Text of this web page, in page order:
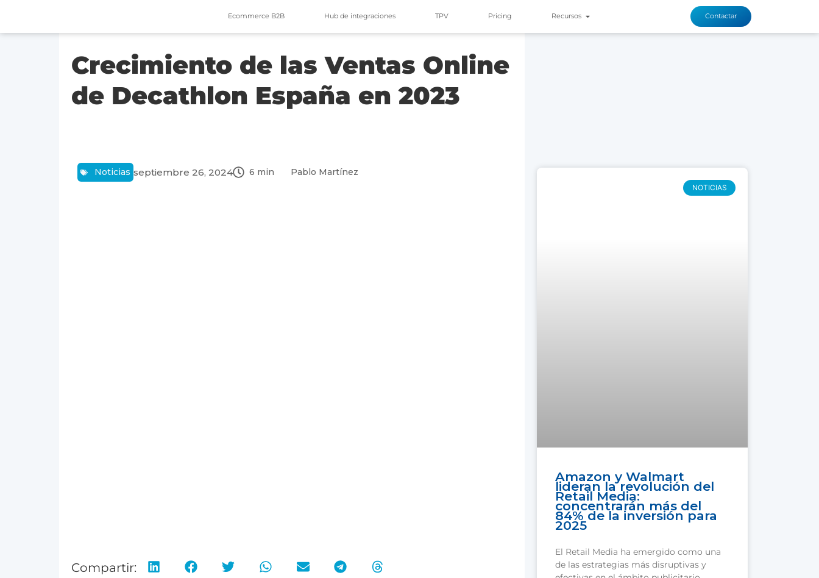
Ecommerce B2B Hub de integraciones TPV Pricing Recursos Contactar
Crecimiento de las Ventas Online
de Decathlon España en 2023
Noticias septiembre 26, 2024 6 min Pablo Martínez
Compartir:
NOTICIAS
Amazon y Walmart
lideran la revolución del
Retail Media:
concentrarán más del
84% de la inversión para
2025
El Retail Media ha emergido como una
de las estrategias más disruptivas y